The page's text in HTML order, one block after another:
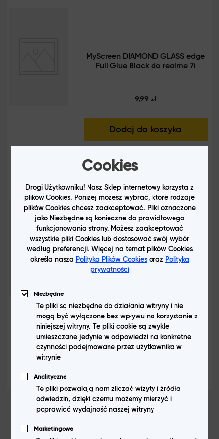
producenci mają w swojej ofercie różnego typu produkty,
zapewniające częściową lub kompleksową ochronę. Istotne jest
osłony to klucz do skutecznego zabezpieczenia sprzętu. A
uderzeń lub innych, przypadkowych sytuacji. Większość
użytkowników, widząc kolejną rysę na ekranie, nawet nie potrafi
powiedzieć, co doprowadziło do jej powstania. Właśnie
dlatego warto kupić szkła ochronne do realme, które w jak
najwyższym stopniu chronią przed tego typu sytuacjami.
Ważne też, by były w pełni funkcjonalne – bezpieczeństwo to
jedno, ale wygoda użytkowania jest równie istotna. Warto
zdecydować się na szkła wykonane z przezroczystych
materiałów, dodatkowo ułatwiających usuwanie zabrudzeń z
Szkła ochronne do smartfonów realme to przede wszystkim
połączenie jakości z dobrą, przystępną ceną. Produkty
dostępne w oficjalnym sklepie producenta odznaczają się
trwałością, wytrzymałością oraz wygodą użytkowania. Zależnie
od modelu, dostępne są także warianty nawet podwójnie
wzmacniające ekran przed rozbiciem oraz zapewniające
będzie elegancko, a jego odporność na wszelkie zarysowania
zdecydowanie się zwiększy. Nie bez znaczenia jest też to, że
szkła mogą mieć pełną warstwę klejową, dzięki czemu idealnie
przylegają do ekranu.
MyScreen DIAMOND GLASS edge
Full Glue Black do realme 7i
9,99 zł
Dodaj do koszyka
MyScreen L!te Glass Edge Full
Glue do realme 7 5G/ 7
Pokaż produkt
Cookies
Drogi Użytkowniku! Nasz Sklep internetowy korzysta z
plików Cookies. Poniżej możesz wybrać, które rodzaje
plików Cookies chcesz zaakceptować. Pliki oznaczone
jako Niezbędne są konieczne do prawidłowego
funkcjonowania strony. Możesz zaakceptować
wszystkie pliki Cookies lub dostosować swój wybór
według preferencji. Więcej na temat plików Cookies
określa nasza Polityka Plików Cookiesoraz Polityka
prywatności
Niezbędne
Te pliki są niezbędne do działania witryny i nie
mogą być wyłączone bez wpływu na korzystanie z
niniejszej witryny. Te pliki cookie są zwykle
umieszczane jedynie w odpowiedzi na konkretne
czynności podejmowane przez użytkownika w
witrynie
Analityczne
Te pliki pozwalają nam zliczać wizyty i źródła
odwiedzin, dzięki czemu możemy mierzyć i
poprawiać wydajność naszej witryny
Marketingowe